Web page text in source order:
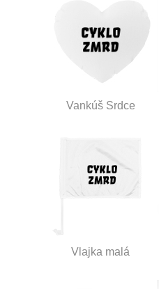
Vankúš Srdce
Vlajka malá